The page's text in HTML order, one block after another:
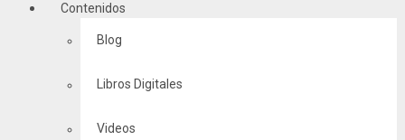
Contenidos
Blog
Libros Digitales
Videos